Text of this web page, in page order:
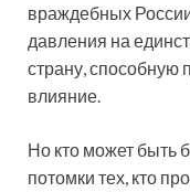
враждебных
давления на
страну, способную
влияние.
Но кто может быть
потомки тех, кто